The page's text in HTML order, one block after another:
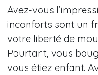
Avez-vous
inconforts sont un
votre liberté de
Pourtant, vous
vous étiez enfant.